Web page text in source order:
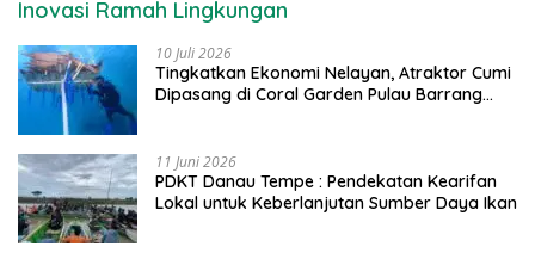
Inovasi Ramah Lingkungan
10 Juli 2026
Tingkatkan Ekonomi Nelayan, Atraktor Cumi
Dipasang di Coral Garden Pulau Barrang
11 Juni 2026
PDKT Danau Tempe : Pendekatan Kearifan
Lokal untuk Keberlanjutan Sumber Daya Ikan